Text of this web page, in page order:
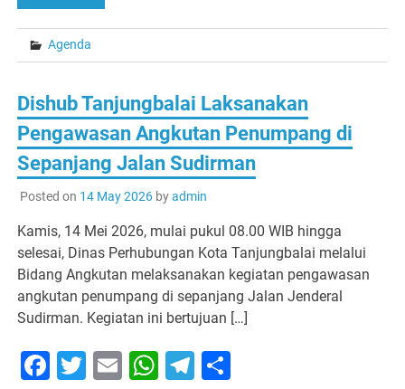
Agenda
Dishub Tanjungbalai Laksanakan
Pengawasan Angkutan Penumpang di
Sepanjang Jalan Sudirman
Posted on 14 May 2026byadmin
Kamis, 14 Mei 2026, mulai pukul 08.00 WIB hingga
selesai, Dinas Perhubungan Kota Tanjungbalai melalui
Bidang Angkutan melaksanakan kegiatan pengawasan
angkutan penumpang di sepanjang Jalan Jenderal
Sudirman. Kegiatan ini bertujuan […]
Facebook
Twitter
EmailWhatsApp
Telegram